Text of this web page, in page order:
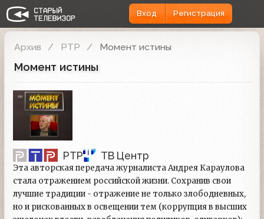
Вход Регистрация
Архив РТР Момент истины
Момент истины
РТР ТВ Центр
Эта авторская передача журналиста Андрея Караулова
стала отражением российской жизни. Сохранив свои
лучшие традиции - отражение не только злободневных,
но и рискованных в освещении тем (коррупция в высших